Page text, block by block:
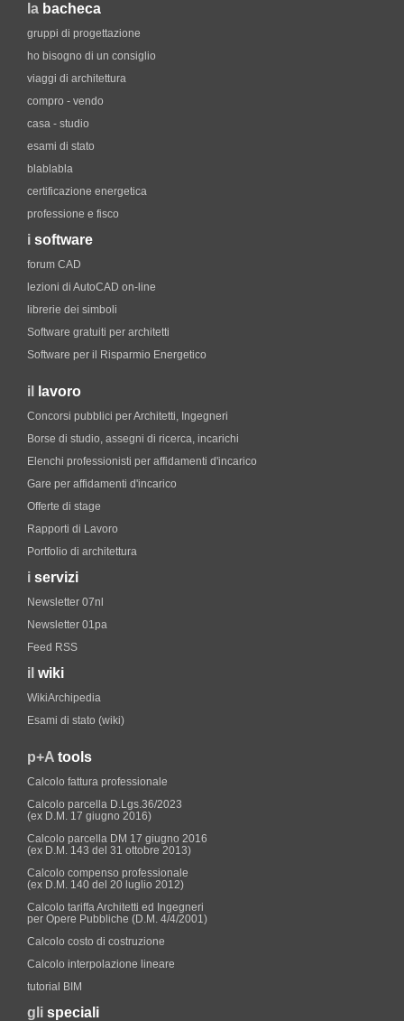
la bacheca
gruppi di progettazione
ho bisogno di un consiglio
viaggi di architettura
compro - vendo
casa - studio
esami di stato
blablabla
certificazione energetica
professione e fisco
i software
forum CAD
lezioni di AutoCAD on-line
librerie dei simboli
Software gratuiti per architetti
Software per il Risparmio Energetico
il lavoro
Concorsi pubblici per Architetti, Ingegneri
Borse di studio, assegni di ricerca, incarichi
Elenchi professionisti per affidamenti d'incarico
Gare per affidamenti d'incarico
Offerte di stage
Rapporti di Lavoro
Portfolio di architettura
i servizi
Newsletter 07nl
Newsletter 01pa
Feed RSS
il wiki
WikiArchipedia
Esami di stato (wiki)
p+A tools
Calcolo fattura professionale
Calcolo parcella D.Lgs.36/2023
(ex D.M. 17 giugno 2016)
Calcolo parcella DM 17 giugno 2016
(ex D.M. 143 del 31 ottobre 2013)
Calcolo compenso professionale
(ex D.M. 140 del 20 luglio 2012)
Calcolo tariffa Architetti ed Ingegneri
per Opere Pubbliche (D.M. 4/4/2001)
Calcolo costo di costruzione
Calcolo interpolazione lineare
tutorial BIM
gli speciali